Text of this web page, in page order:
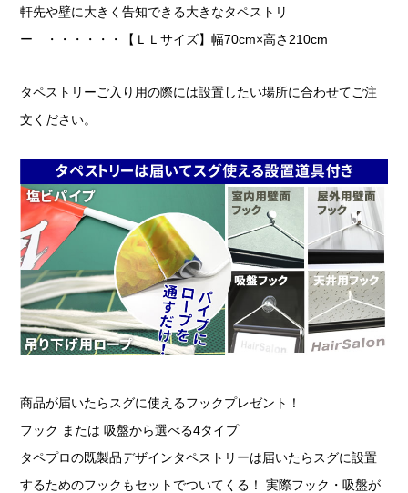
軒先や壁に大きく告知できる大きなタペストリ
ー ・・・・・・【ＬＬサイズ】幅70cm×高さ210cm
タペストリーご入り用の際には設置したい場所に合わせてご注
文ください。
商品が届いたらスグに使えるフックプレゼント！
フック または 吸盤から選べる4タイプ
タペプロの既製品デザインタペストリーは届いたらスグに設置
するためのフックもセットでついてくる！ 実際フック・吸盤が